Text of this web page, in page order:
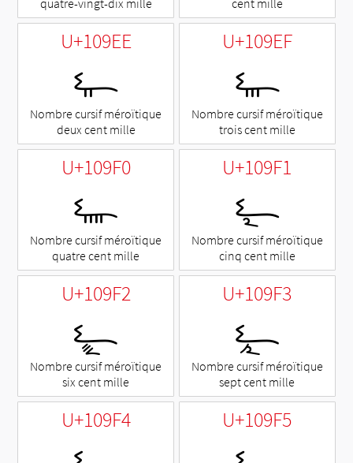
U+109EE
𐧮
Nombre cursif méroïtique
deux cent mille
U+109EF
𐧯
Nombre cursif méroïtique
trois cent mille
U+109F0
𐧰
Nombre cursif méroïtique
quatre cent mille
U+109F1
𐧱
Nombre cursif méroïtique
cinq cent mille
U+109F2
𐧲
Nombre cursif méroïtique
six cent mille
U+109F3
𐧳
Nombre cursif méroïtique
sept cent mille
U+109F4 U+109F5